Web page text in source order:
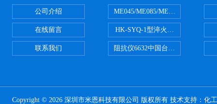
公司介绍
在线留言
联系我们
ME045/ME085/ME150ME系列
HK-SYQ-1型淬火介质冷却性能测
阻抗仪6632中国台湾益和
Copyright © 2026 深圳市米恩科技有限公司 版权所有 技术支持： 化